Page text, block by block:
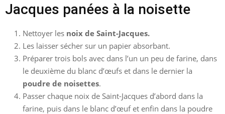
Jacques panées à la noisette
Nettoyer les noix de Saint-Jacques.
Les laisser sécher sur un papier absorbant.
Préparer trois bols avec dans l’un un peu de farine, dans
le deuxième du blanc d’œufs et dans le dernier la
poudre de noisettes.
Passer chaque noix de Saint-Jacques d’abord dans la
farine, puis dans le blanc d’œuf et enfin dans la poudre